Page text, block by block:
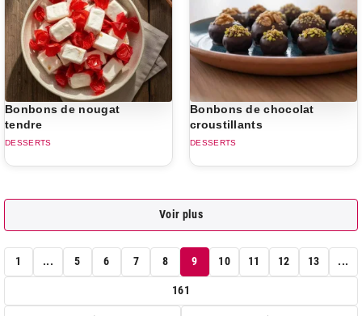
Bonbons de nougat
tendre
DESSERTS
Bonbons de chocolat
croustillants
DESSERTS
Voir plus
1 ... 5 6 7 8 9 10 11 12 13 ...
161